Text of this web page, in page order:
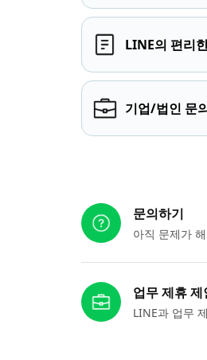
LINE의 편리
기업/법인 문
문의하기
아직 문제가
업무 제휴 제
LINE과 업무